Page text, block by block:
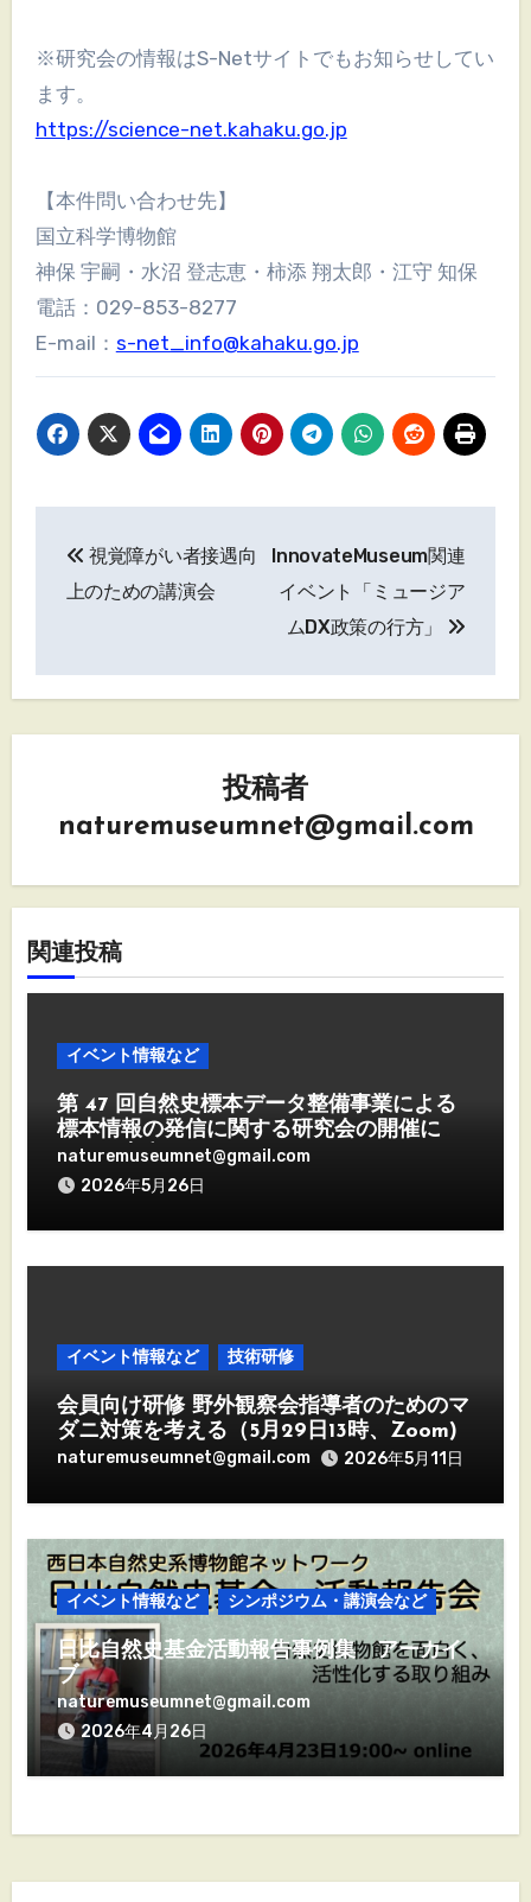
※研究会の情報はS-Netサイトでもお知らせしてい
ます。
https://science-net.kahaku.go.jp
【本件問い合わせ先】
国立科学博物館
神保 宇嗣・水沼 登志恵・柿添 翔太郎・江守 知保
電話：029-853-8277
E-mail： s-net_info@kahaku.go.jp
ビ
シ
ン
視覚障がい者接遇向
上のための講演会
InnovateMuseum関連
イベント「ミュージア
ムDX政策の行方」
投稿者
naturemuseumnet@gmail.com
関連投稿
イベント情報など
第 47 回自然史標本データ整備事業による
標本情報の発信に関する研究会の開催につ
いて（案内）
naturemuseumnet@gmail.com
2026年5月26日
イベント情報など 技術研修
会員向け研修 野外観察会指導者のためのマ
ダニ対策を考える（5月29日13時、Zoom)
naturemuseumnet@gmail.com 2026年5月11日
イベント情報など シンポジウム・講演会など
日比自然史基金活動報告事例集 アーカイ
ブ
naturemuseumnet@gmail.com
2026年4月26日